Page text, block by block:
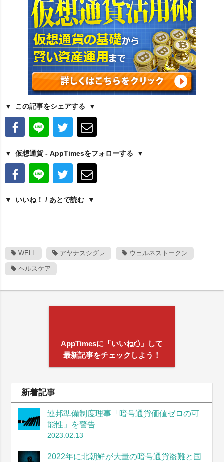
この記事をシェアする
仮想通貨 - AppTimesをフォローする
いいね！ / あとで読む
WELL アヤナスシグレ ウェルネストークン
ヘルスケア
AppTimesに「いいね
」して
最新記事をチェックしよう！
新着記事
連邦準備制度理事「暗号通貨価値ゼロの可
能性」を警告
2023.02.13
2022年に北朝鮮が大量の暗号通貨盗難と国